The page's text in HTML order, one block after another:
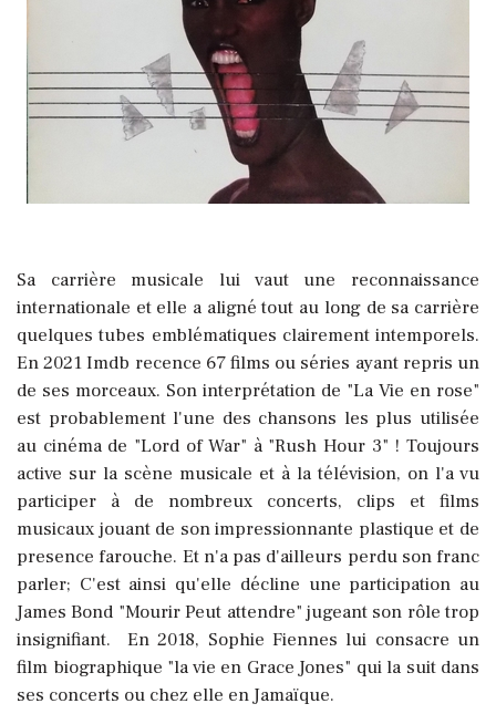
Sa carrière musicale lui vaut une reconnaissance
internationale et elle a aligné tout au long de sa carrière
quelques tubes emblématiques clairement intemporels.
En 2021 Imdb recence 67 films ou séries ayant repris un
de ses morceaux. Son interprétation de "La Vie en rose"
est probablement l'une des chansons les plus utilisée
au cinéma de "Lord of War" à "Rush Hour 3" ! Toujours
active sur la scène musicale et à la télévision, on l'a vu
participer à de nombreux concerts, clips et films
musicaux jouant de son impressionnante plastique et de
presence farouche. Et n'a pas d'ailleurs perdu son franc
parler; C'est ainsi qu'elle décline une participation au
James Bond "Mourir Peut attendre" jugeant son rôle trop
insignifiant. En 2018, Sophie Fiennes lui consacre un
film biographique "la vie en Grace Jones" qui la suit dans
ses concerts ou chez elle en Jamaïque.